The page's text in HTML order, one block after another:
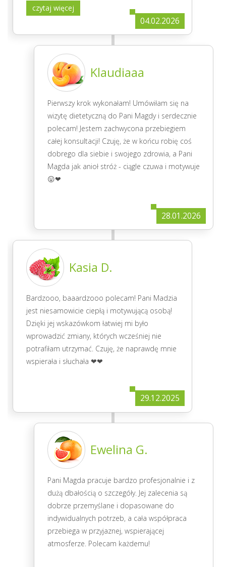
czytaj więcej
04.02.2026
Klaudiaaa
Pierwszy krok wykonałam! Umówiłam się na
wizytę dietetyczną do Pani Magdy i serdecznie
polecam! Jestem zachwycona przebiegiem
całej konsultacji! Czuję, że w końcu robię coś
dobrego dla siebie i swojego zdrowia, a Pani
Magda jak anioł stróż - ciągle czuwa i motywuje
😛❤
28.01.2026
Kasia D.
Bardzooo, baaardzooo polecam! Pani Madzia
jest niesamowicie ciepłą i motywującą osobą!
Dzięki jej wskazówkom łatwiej mi było
wprowadzić zmiany, których wcześniej nie
potrafiłam utrzymać. Czuję, że naprawdę mnie
wspierała i słuchała ❤❤
29.12.2025
Ewelina G.
Pani Magda pracuje bardzo profesjonalnie i z
dużą dbałością o szczegóły. Jej zalecenia są
dobrze przemyślane i dopasowane do
indywidualnych potrzeb, a cała współpraca
przebiega w przyjaznej, wspierającej
atmosferze. Polecam każdemu!